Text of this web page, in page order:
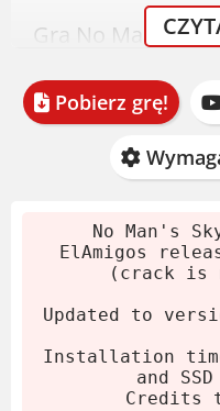
Gra No Man's
Obecnie
ElAmigos.
po rozpakowaniu
wszystkie DLC.
Pobierz
Wypakuj za
Wypal lub
Uruchom
Pobierz grę!
No Man's
ElAmigos
(crack is
Updated to
Installation
and
Credits